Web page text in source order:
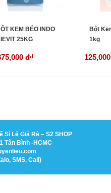
KEM BÉO INDO
25KG
đ₫
Bột
1kg
Sỉ Lẻ Giá Rẻ – S2 SHOP
Tân Bình -HCMC
SMS, Call)